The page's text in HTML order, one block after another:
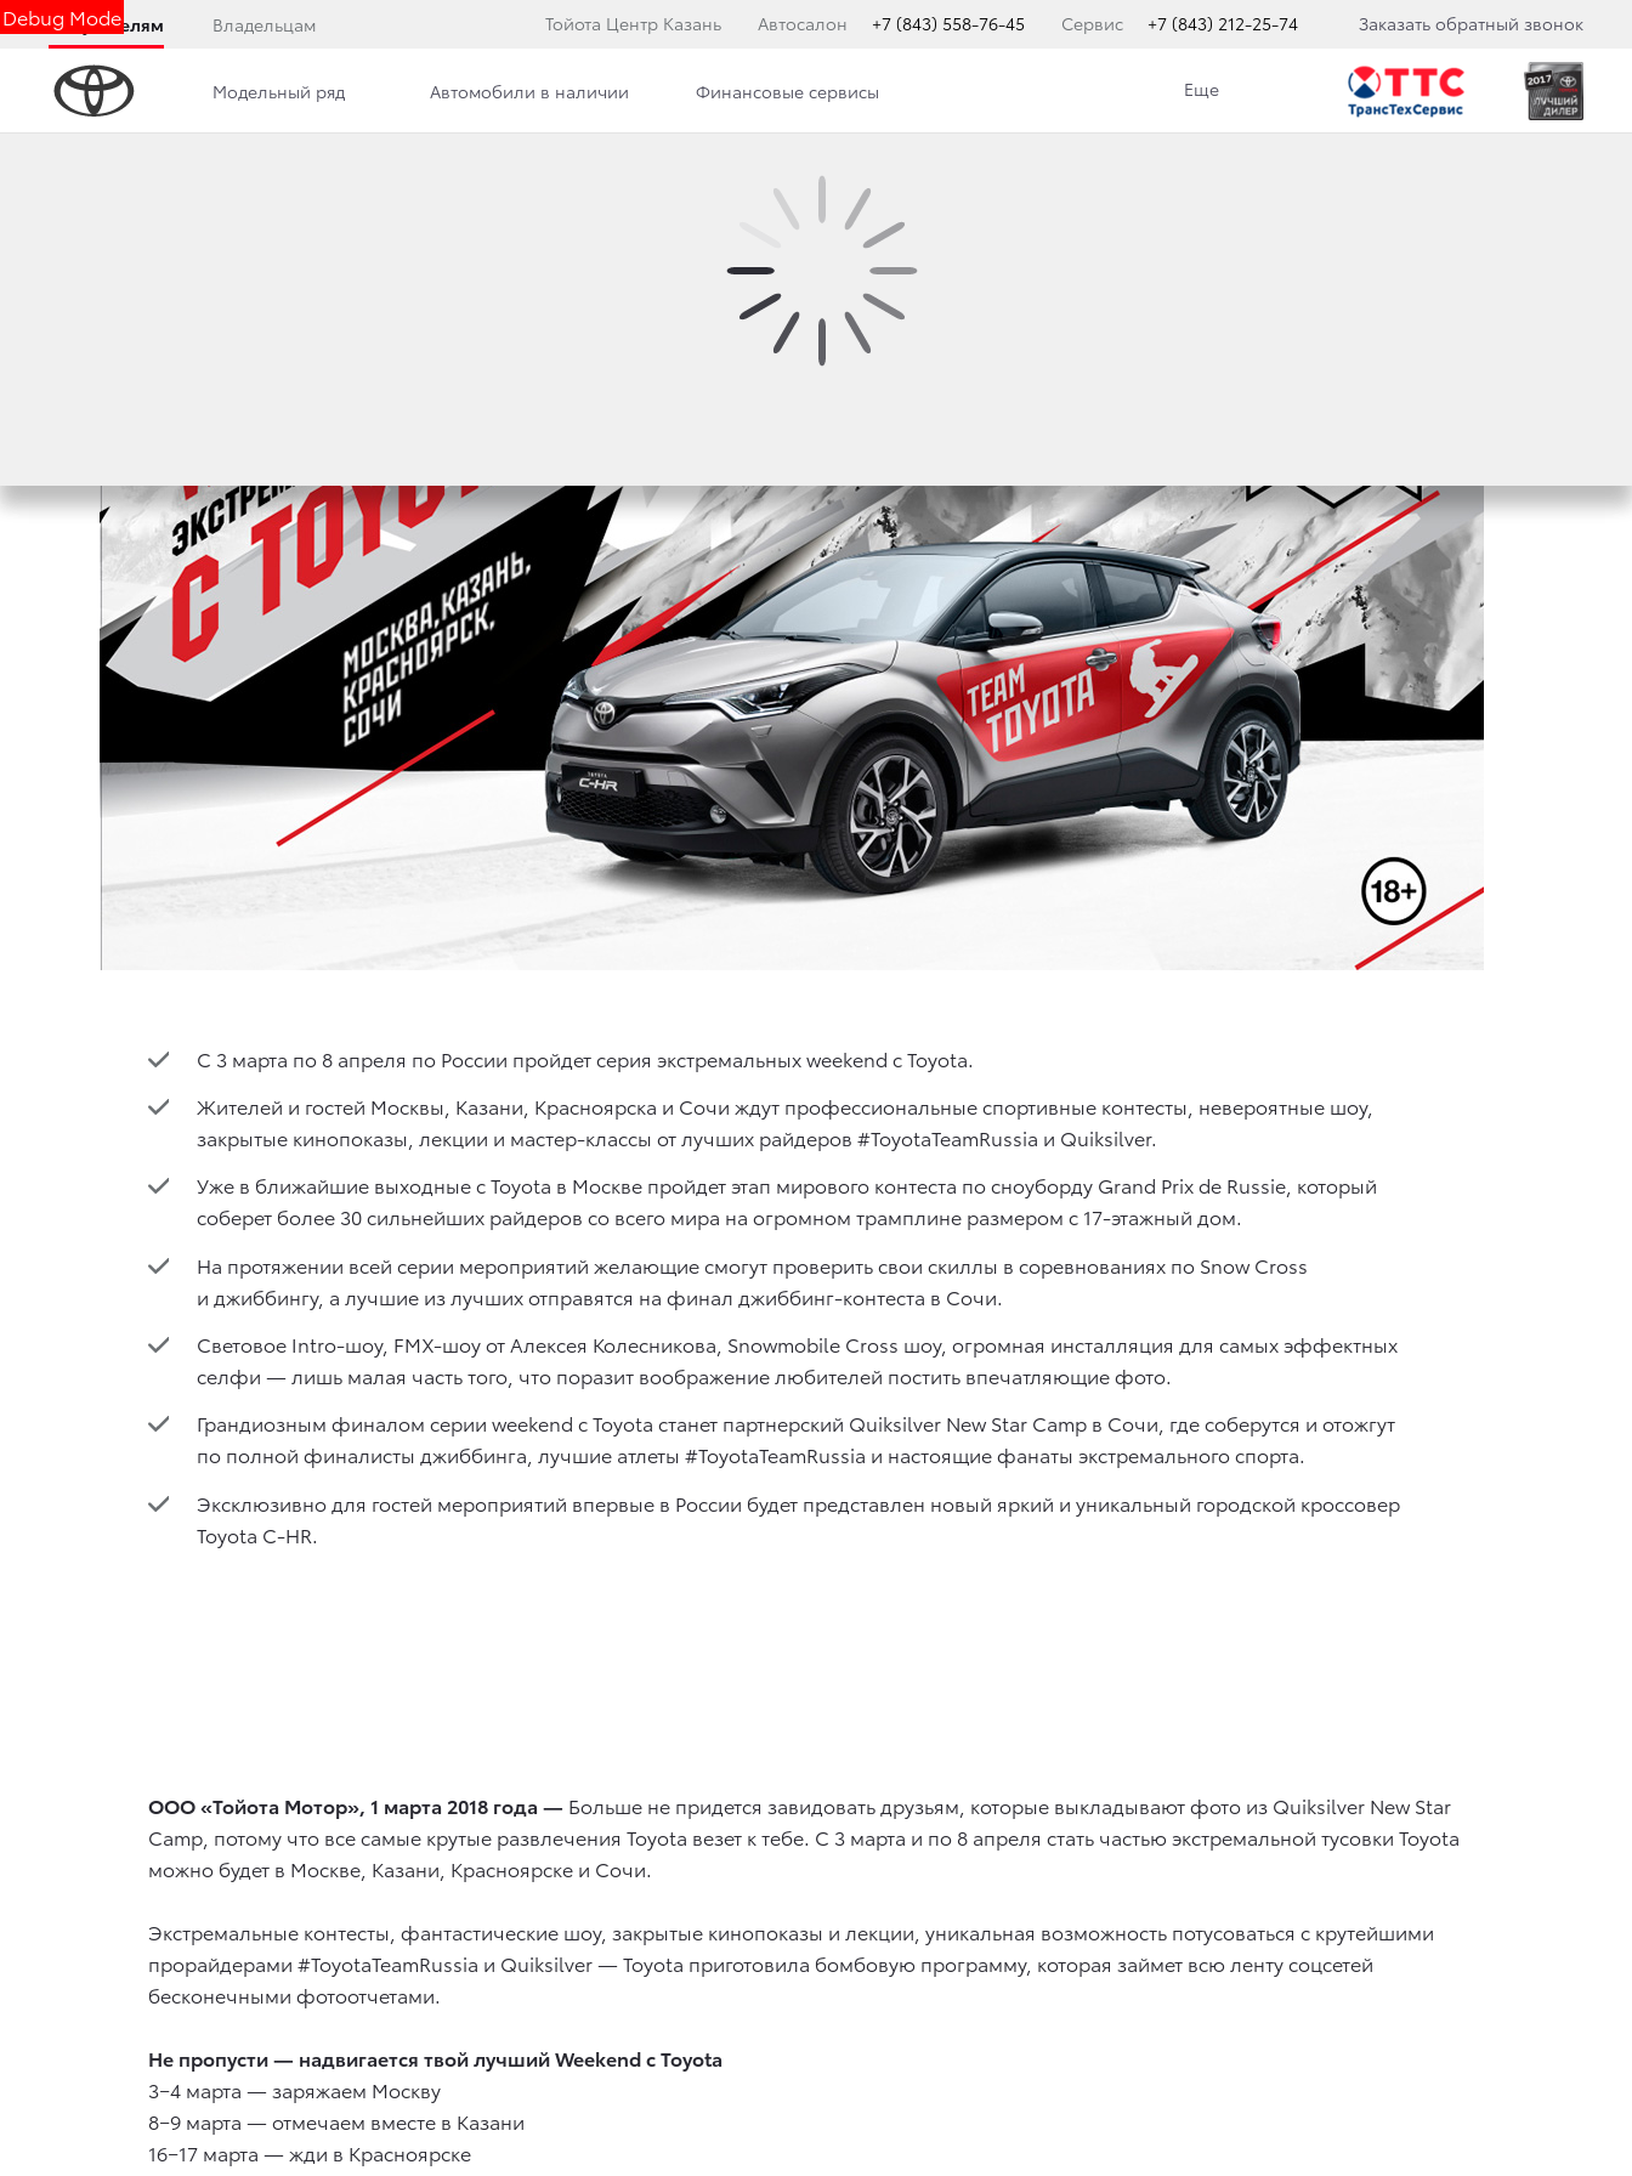
Debug Mode
Покупателям Владельцам Тойота Центр Казань Автосалон +7 (843) 558-76-45 Сервис +7 (843) 212-25-74 Заказать обратный звонок
Модельный ряд Автомобили в наличии Финансовые сервисы Еще
СЕРИЯ ЭКСТРЕМАЛЬНЫХ WEEKEND С TOYOTA
С 3 марта по 8 апреля по России пройдет серия экстремальных weekend с Toyota.
Жителей и гостей Москвы, Казани, Красноярска и Сочи ждут профессиональные спортивные контесты, невероятные шоу,
закрытые кинопоказы, лекции и мастер-классы от лучших райдеров #ToyotaTeamRussia и Quiksilver.
Уже в ближайшие выходные с Toyota в Москве пройдет этап мирового контеста по сноуборду Grand Prix de Russie, который
соберет более 30 сильнейших райдеров со всего мира на огромном трамплине размером с 17-этажный дом.
На протяжении всей серии мероприятий желающие смогут проверить свои скиллы в соревнованиях по Snow Cross
и джиббингу, а лучшие из лучших отправятся на финал джиббинг-контеста в Сочи.
Световое Intro-шоу, FMX-шоу от Алексея Колесникова, Snowmobile Cross шоу, огромная инсталляция для самых эффектных
селфи — лишь малая часть того, что поразит воображение любителей постить впечатляющие фото.
Грандиозным финалом серии weekend с Toyota станет партнерский Quiksilver New Star Camp в Сочи, где соберутся и отожгут
по полной финалисты джиббинга, лучшие атлеты #ToyotaTeamRussia и настоящие фанаты экстремального спорта.
Эксклюзивно для гостей мероприятий впервые в России будет представлен новый яркий и уникальный городской кроссовер
Toyota C-HR.
ООО «Тойота Мотор», 1 марта 2018 года — Больше не придется завидовать друзьям, которые выкладывают фото из Quiksilver New Star
Camp, потому что все самые крутые развлечения Toyota везет к тебе. С 3 марта и по 8 апреля стать частью экстремальной тусовки Toyota
можно будет в Москве, Казани, Красноярске и Сочи.
Экстремальные контесты, фантастические шоу, закрытые кинопоказы и лекции, уникальная возможность потусоваться с крутейшими
прорайдерами #ToyotaTeamRussia и Quiksilver — Toyota приготовила бомбовую программу, которая займет всю ленту соцсетей
бесконечными фотоотчетами.
Не пропусти — надвигается твой лучший Weekend с Toyota
3−4 марта — заряжаем Москву
8−9 марта — отмечаем вместе в Казани
16−17 марта — жди в Красноярске